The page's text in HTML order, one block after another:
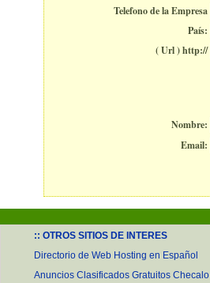
Telefono de la Empresa
País:
( Url ) http://
Nombre:
Email:
:: OTROS SITIOS DE INTERES
Directorio de Web Hosting en Español
Anuncios Clasificados Gratuitos Checalo